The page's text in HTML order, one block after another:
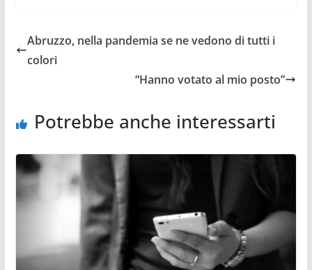
Abruzzo, nella pandemia se ne vedono di tutti i
colori
“Hanno votato al mio posto”
Potrebbe anche interessarti